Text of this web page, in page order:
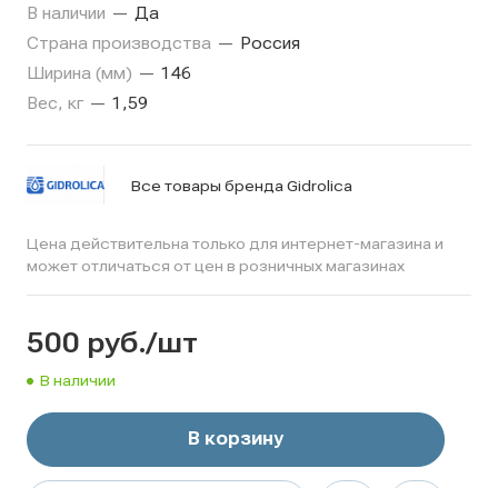
В наличии — Да
Страна производства — Россия
Ширина (мм) — 146
Вес, кг — 1,59
Все товары бренда Gidrolica
Цена действительна только для интернет-магазина и
может отличаться от цен в розничных магазинах
500 руб./шт
В наличии
В корзину